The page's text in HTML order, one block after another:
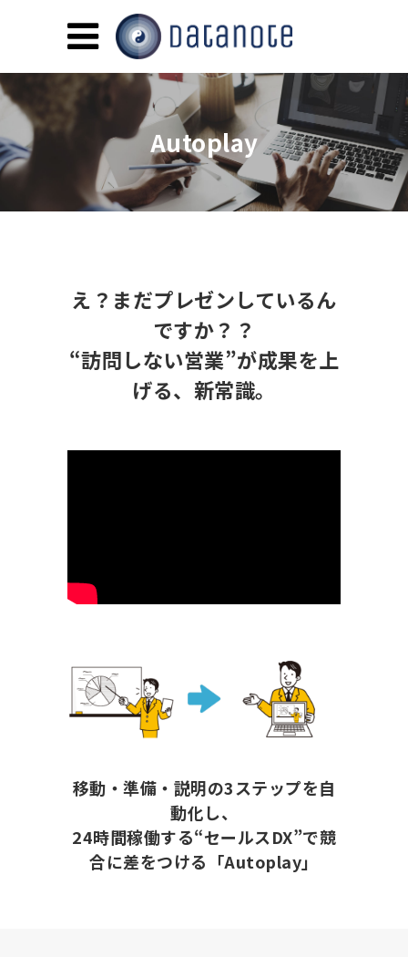
Autoplay
え？まだプレゼンしているん
ですか？？
“訪問しない営業”が成果を上
げる、新常識。
移動・準備・説明の3ステップを自
動化し、
24時間稼働する“セールスDX”で競
合に差をつける「Autoplay」